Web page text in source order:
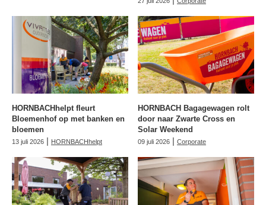
HORNBACHhelpt fleurt
Bloemenhof op met banken en
bloemen
13 juli 2026 | HORNBACHhelpt
HORNBACH Bagagewagen rolt
door naar Zwarte Cross en
Solar Weekend
09 juli 2026 | Corporate